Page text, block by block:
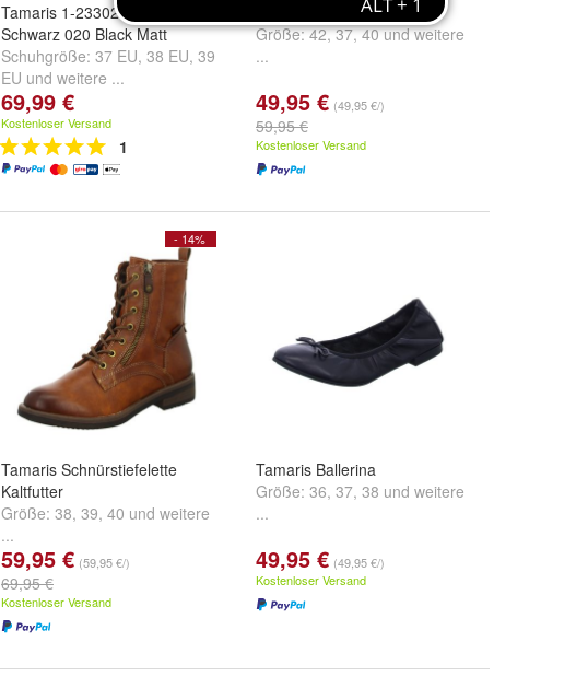
Tamaris 1-23302-41/020
Schwarz 020 Black Matt
Schuhgröße: 37 EU, 38 EU, 39
EU und weitere ...
69,99 €
Kostenloser Versand
1
Tamaris Schnürhalbschuh
Größe:42,37,40undweitere
...
49,95 € (49,95 €/)
59,95 €
Kostenloser Versand
- 14%
Tamaris Schnürstiefelette
Kaltfutter
Größe: 38, 39, 40 und weitere
...
59,95 € (59,95 €/)
69,95 €
Kostenloser Versand
Tamaris Ballerina
Größe: 36, 37, 38 und weitere
...
49,95 € (49,95 €/)
Kostenloser Versand